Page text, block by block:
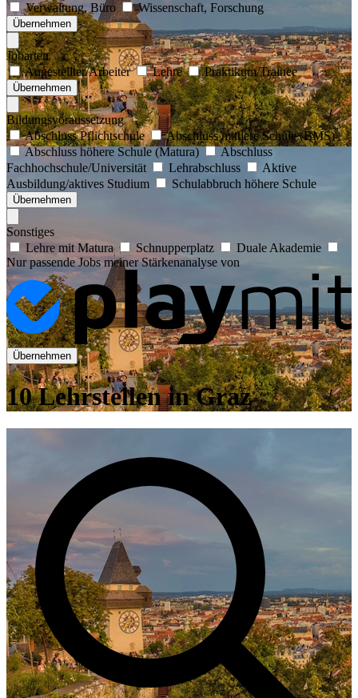
Verwaltung, Büro
Wissenschaft, Forschung
Übernehmen
Jobarten
Angestellter/Arbeiter
Lehre Praktikum/Trainee
Übernehmen
Bildungsvoraussetzung
Abschluss Pflichtschule
Abschluss mittlere Schule (BMS)
Abschluss höhere Schule (Matura)
Abschluss
Fachhochschule/Universität
Lehrabschluss
Aktive
Ausbildung/aktives Studium
Schulabbruch höhere Schule
Übernehmen
Sonstiges
Lehre mit Matura
Schnupperplatz
Duale Akademie
Nur passende Jobs meiner Stärkenanalyse von
Übernehmen
10 Lehrstellen in Graz